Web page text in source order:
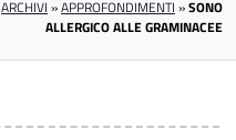
ARCHIVI »APPROFONDIMENTI »SONO
ALLERGICO ALLE GRAMINACEE